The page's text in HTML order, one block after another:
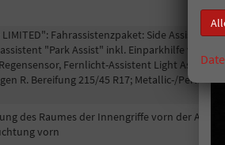
Fahrassistenzpaket: Side Assist -
"Park Assist" inkl. Einparkhilfe vorne
Fernlicht-Assistent Light Assist;
R. Bereifung 215/45 R17; Metallic-/
des Raumes der Innengriffe vorn der
vorn